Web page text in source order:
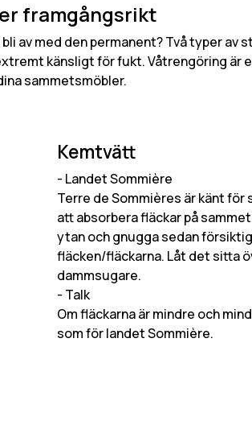
framgångsrikt
av med den permanent? Två typer
känsligt för fukt. Våtrengöring är
sammetsmöbler.
Kemtvätt
- Landet Sommière
Terre de Sommières är känt
att absorbera fläckar på
ytan och gnugga sedan
fläcken/fläckarna. Låt det sitta
dammsugare.
- Talk
Om fläckarna är mindre och
som för landet Sommière.